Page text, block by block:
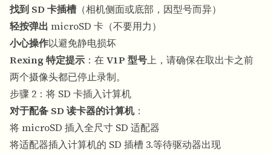
找到 SD 卡插槽 （相机侧面或底部，因型号而异）
轻按弹出 microSD 卡（不要用力）
小心操作以避免静电损坏
Rexing 特定提示 ：在 V1P 型号上，请确保在取出卡之前
两个摄像头都已停止录制。
步骤 2：将 SD 卡插入计算机
对于配备 SD 读卡器的计算机：
将 microSD 插入全尺寸 SD 适配器
将适配器插入计算机的 SD 插槽 3.等待驱动器出现